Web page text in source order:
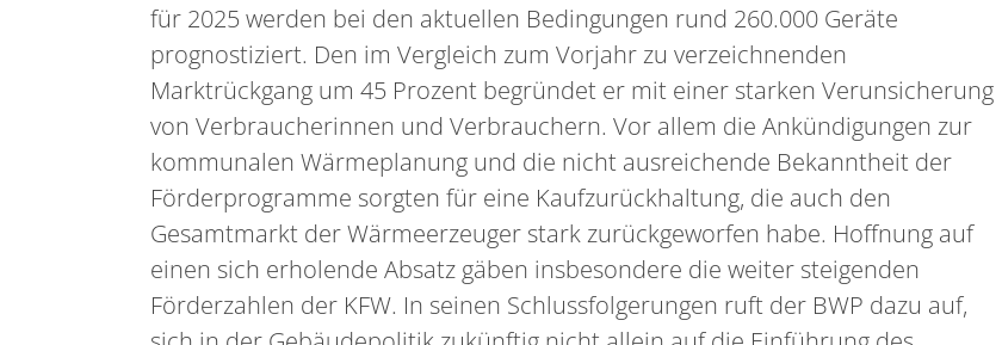
für 2025 werden bei den aktuellen Bedingungen rund 260.000 Geräte
prognostiziert. Den im Vergleich zum Vorjahr zu verzeichnenden
Marktrückgang um 45 Prozent begründet er mit einer starken Verunsicherung
von Verbraucherinnen und Verbrauchern. Vor allem die Ankündigungen zur
kommunalen Wärmeplanung und die nicht ausreichende Bekanntheit der
Förderprogramme sorgten für eine Kaufzurückhaltung, die auch den
Gesamtmarkt der Wärmeerzeuger stark zurückgeworfen habe. Hoffnung auf
einen sich erholende Absatz gäben insbesondere die weiter steigenden
Förderzahlen der KFW. In seinen Schlussfolgerungen ruft der BWP dazu auf,